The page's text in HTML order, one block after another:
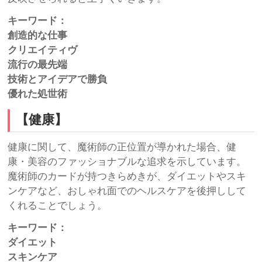
キーワード：
創造的な仕事
クリエイティヴ
流行の最先端
技術とアイデアで勝負
優れた処世術
【健康】
健康に関して、魔術師の正位置が導かれた場合、健
康・美容のファッショナブルな追求を示しています。
魔術師のカードが持つきらめきが、ダイエットやスキ
ンケアなど、おしゃれ面でのヘルスケアを後押しして
くれることでしょう。
キーワード：
ダイエット
スキンケア